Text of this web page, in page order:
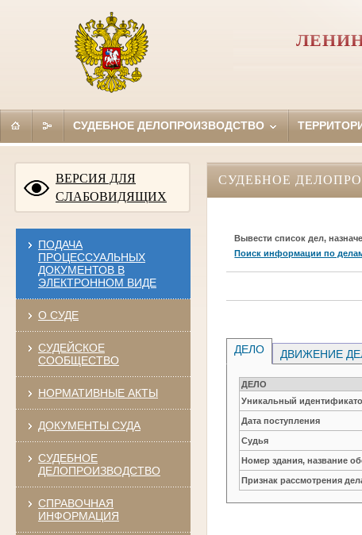
СУДЕБНОЕ ДЕЛОПРОИЗВОДСТВО
ВЕРСИЯ ДЛЯ
СЛАБОВИДЯЩИХ
ПОДАЧА
ПРОЦЕССУАЛЬНЫХ
ДОКУМЕНТОВ В
ЭЛЕКТРОННОМ ВИДЕ
О СУДЕ
СУДЕЙСКОЕ
СООБЩЕСТВО
НОРМАТИВНЫЕ АКТЫ
ДОКУМЕНТЫ СУДА
СУДЕБНОЕ
ДЕЛОПРОИЗВОДСТВО
СПРАВОЧНАЯ
ИНФОРМАЦИЯ
СУДЕБНОЕ
Вывести список дел,
Поиск информации по
ДЕЛО ДВИЖЕНИЕ
ДЕЛО
Уникальный
Дата поступления
Судья
Номер здания, название
Признак рассмотрения